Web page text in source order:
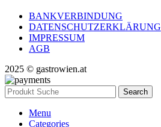
BANKVERBINDUNG
DATENSCHUTZERKLÄRUNG
IMPRESSUM
AGB
2025 © gastrowien.at
Search
Menu
Categories